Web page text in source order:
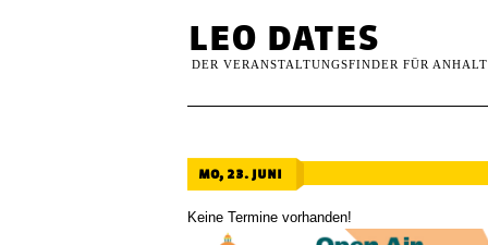
leo dates
DER VERANSTALTUNGSFINDER FÜR ANHALT
mo, 23. juni
Keine Termine vorhanden!